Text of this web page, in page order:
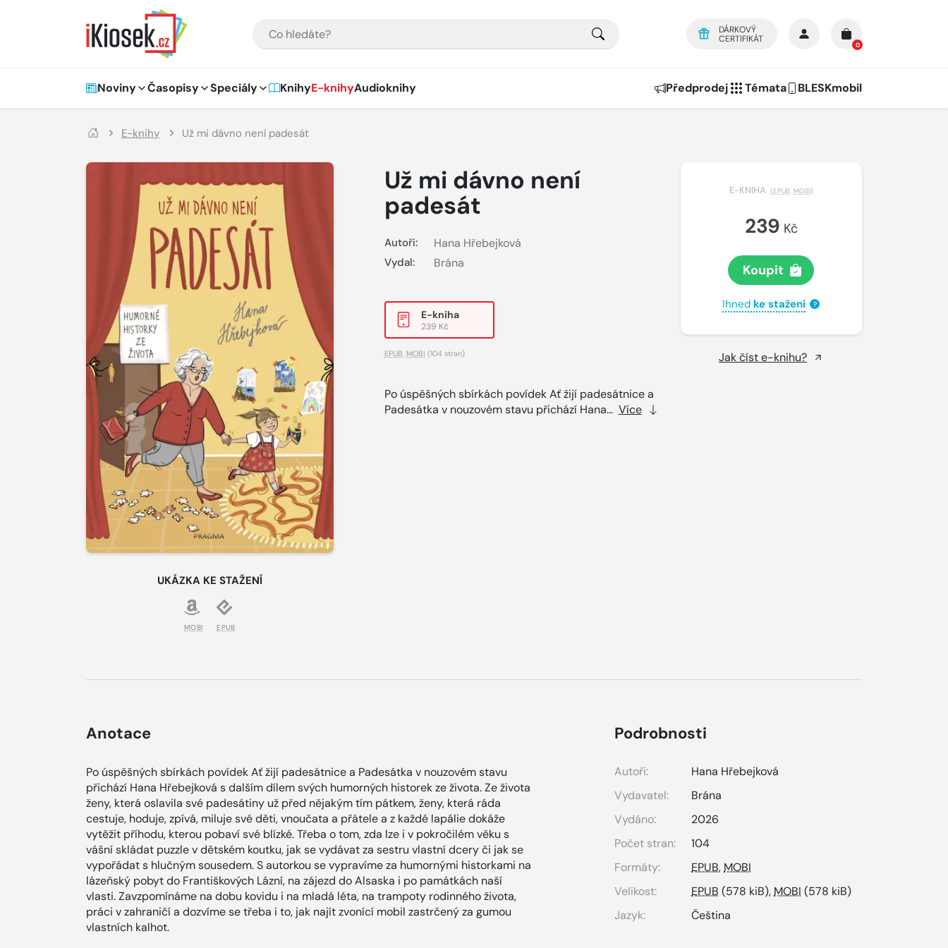
DÁRKOVÝ
CERTIFIKÁT
0
Hlavní navigace
Noviny Časopisy Speciály KnihyE-knihyAudioknihy Předprodej Témata BLESKmobil
E-knihy Už mi dávno není padesát
UKÁZKA KE STAŽENÍ
MOBI EPUB
Už mi dávno není
padesát
Autoři: Hana Hřebejková
Vydal: Brána
E-kniha
239 Kč
EPUB MOBI (104 stran)
Po úspěšných sbírkách povídek Ať žijí padesátnice a
Padesátka v nouzovém stavu přichází Hana... Více
E-KNIHA (EPUB, MOBI)
239 Kč
Koupit
Ihned ke stažení ?
Jak číst e-knihu?
Anotace
Po úspěšných sbírkách povídek Ať žijí padesátnice a Padesátka v nouzovém stavu
přichází Hana Hřebejková s dalším dílem svých humorných historek ze života. Ze života
ženy, která oslavila své padesátiny už před nějakým tím pátkem, ženy, která ráda
cestuje, hoduje, zpívá, miluje své děti, vnoučata a přátele a z každé lapálie dokáže
vytěžit příhodu, kterou pobaví své blízké. Třeba o tom, zda lze i v pokročilém věku s
vášní skládat puzzle v dětském koutku, jak se vydávat za sestru vlastní dcery či jak se
vypořádat s hlučným sousedem. S autorkou se vypravíme za humornými historkami na
lázeňský pobyt do Františkových Lázní, na zájezd do Alsaska i po památkách naší
vlasti. Zavzpomínáme na dobu kovidu i na mladá léta, na trampoty rodinného života,
práci v zahraničí a dozvíme se třeba i to, jak najít zvonící mobil zastrčený za gumou
vlastních kalhot.
Podrobnosti
Autoři:
Hana Hřebejková
Vydavatel:
Brána
Vydáno:
2026
Počet stran:
104
Formáty:
EPUB, MOBI
Velikost:
EPUB (578 kiB), MOBI (578 kiB)
Jazyk:
Čeština